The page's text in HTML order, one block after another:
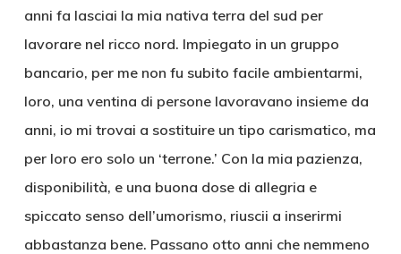
anni fa lasciai la mia nativa terra del sud per
lavorare nel ricco nord. Impiegato in un gruppo
bancario, per me non fu subito facile ambientarmi,
loro, una ventina di persone lavoravano insieme da
anni, io mi trovai a sostituire un tipo carismatico, ma
per loro ero solo un ‘terrone.’ Con la mia pazienza,
disponibilità, e una buona dose di allegria e
spiccato senso dell’umorismo, riuscii a inserirmi
abbastanza bene. Passano otto anni che nemmeno